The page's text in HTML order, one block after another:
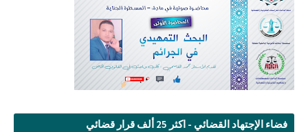
فضاء الإجتهاد القضائي - اكثر 25 ألف قرار قضائي